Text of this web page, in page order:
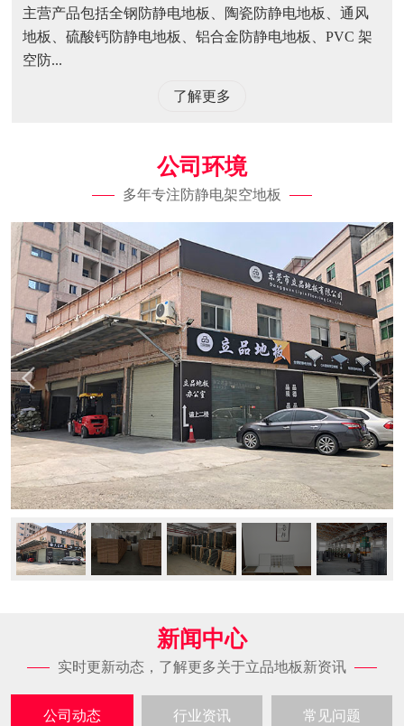
主营产品包括全钢防静电地板、陶瓷防静电地板、通风
地板、硫酸钙防静电地板、铝合金防静电地板、PVC 架
空防...
了解更多
公司环境
多年专注防静电架空地板
新闻中心
实时更新动态，了解更多关于立品地板新资讯
公司动态 行业资讯 常见问题